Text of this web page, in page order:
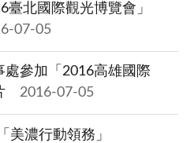
臺北國際觀光博覽會」
07-05
處參加「2016高雄國際
2016-07-05
美濃行動領務」